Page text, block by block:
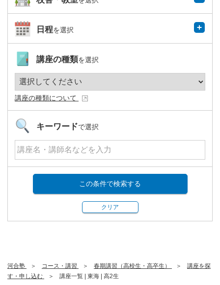
日程を選択
講座の種類を選択
講座の種類について
キーワードで選択
この条件で検索する
クリア
河合塾 コース・講習 春期講習（高校生・高卒生）
講座を探
す・申し込む
講座一覧 | 東海 | 高2生